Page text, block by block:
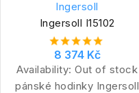
Ingersoll
Ingersoll I15102
8 374 Kč
Availability: Out of stock
pánské hodinky Ingersoll